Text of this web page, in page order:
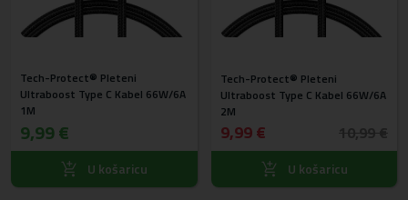
Tech-Protect® Pleteni
Ultraboost Type C Kabel 66W/6A
1M
9,99 €
U košaricu
Tech-Protect® Pleteni
Ultraboost Type C Kabel 66W/6A
2M
9,99 €
U košaricu